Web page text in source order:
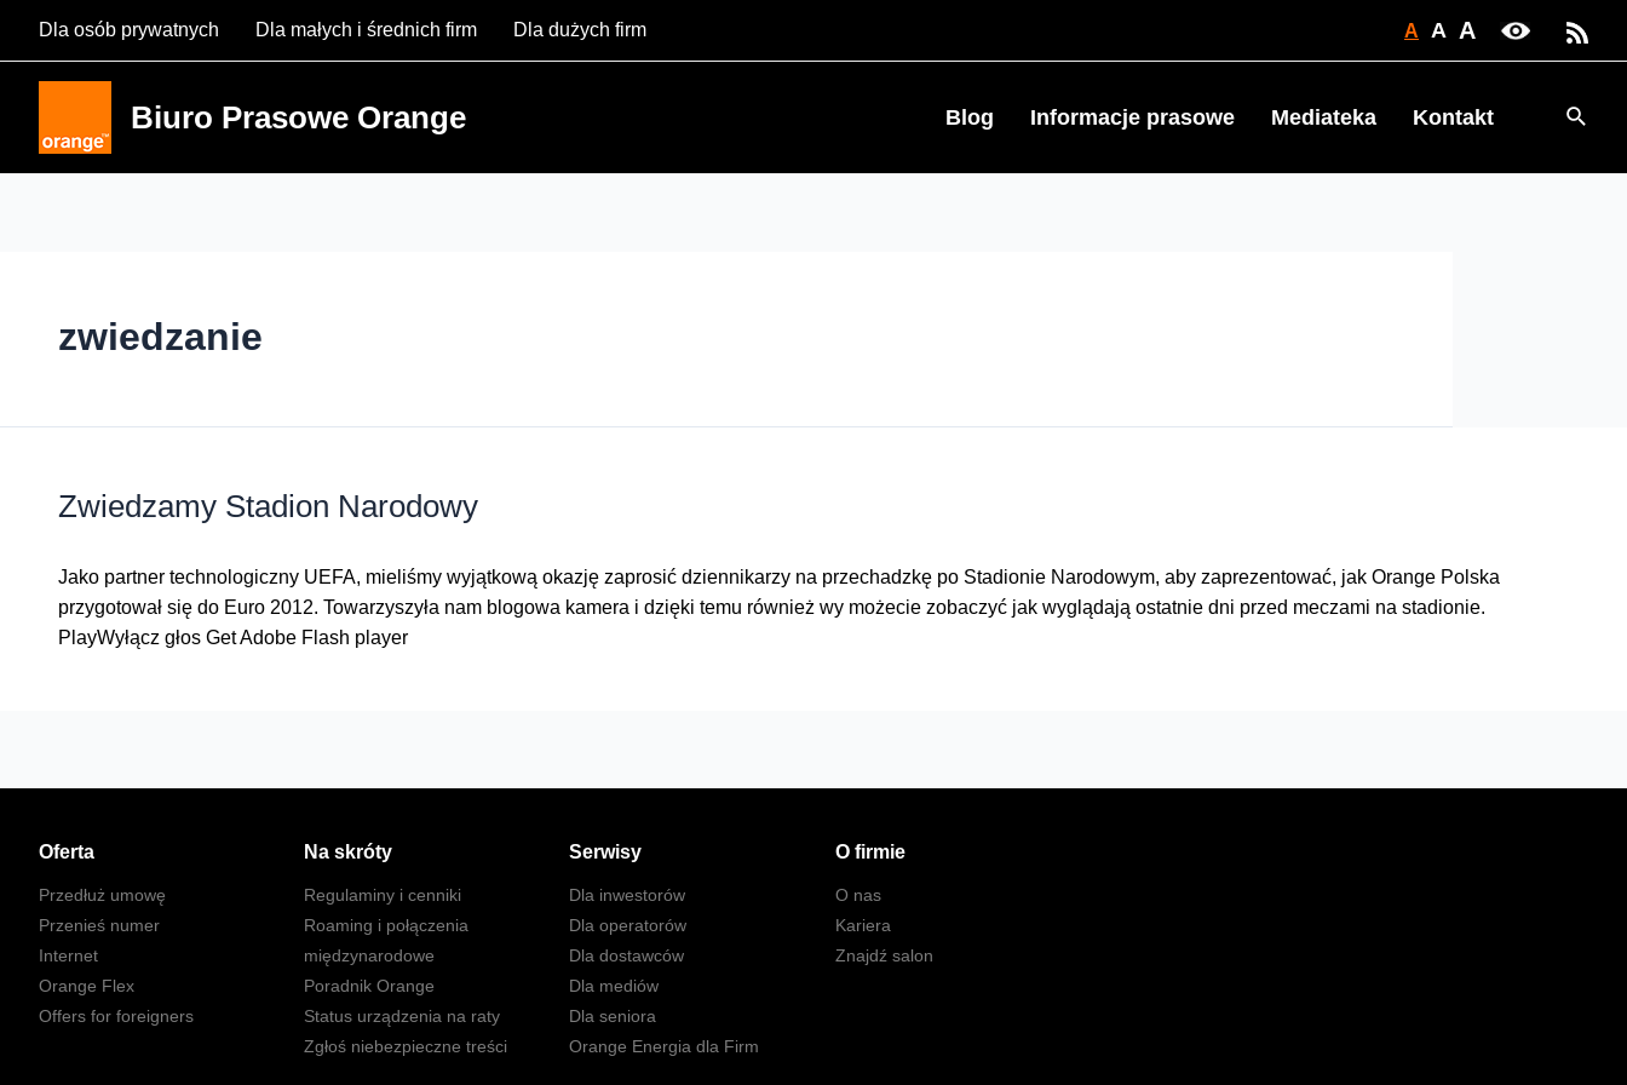
Dla osób prywatnych Dla małych i średnich firm Dla dużych firm A A A
Biuro Prasowe Orange Blog Informacje prasowe Mediateka Kontakt
zwiedzanie
Zwiedzamy Stadion Narodowy
Jako partner technologiczny UEFA, mieliśmy wyjątkową okazję zaprosić dziennikarzy na przechadzkę po Stadionie Narodowym, aby zaprezentować, jak Orange Polska
przygotował się do Euro 2012. Towarzyszyła nam blogowa kamera i dzięki temu również wy możecie zobaczyć jak wyglądają ostatnie dni przed meczami na stadionie.
PlayWyłącz głos Get Adobe Flash player
Oferta
Przedłuż umowę
Przenieś numer
Internet
Orange Flex
Offers for foreigners
Na skróty
Regulaminy i cenniki
Roaming i połączenia
międzynarodowe
Poradnik Orange
Status urządzenia na raty
Zgłoś niebezpieczne treści
Serwisy
Dla inwestorów
Dla operatorów
Dla dostawców
Dla mediów
Dla seniora
Orange Energia dla Firm
O firmie
O nas
Kariera
Znajdź salon